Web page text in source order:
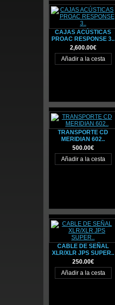
CAJAS ACÚSTICAS
PROAC RESPONSE 3..
2,600.00€
TRANSPORTE CD
MERIDIAN 602..
500.00€
CABLE DE SEÑAL
XLR/XLR JPS SUPER..
250.00€